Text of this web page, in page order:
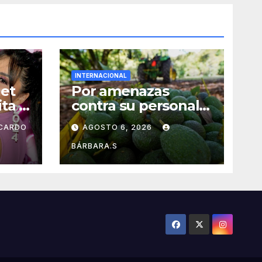
y
INTERNACIONAL
Por amenazas
contra su personal,
EU frena
exportación de
aguacate
AGOSTO 6, 2026
BÁRBARA.S